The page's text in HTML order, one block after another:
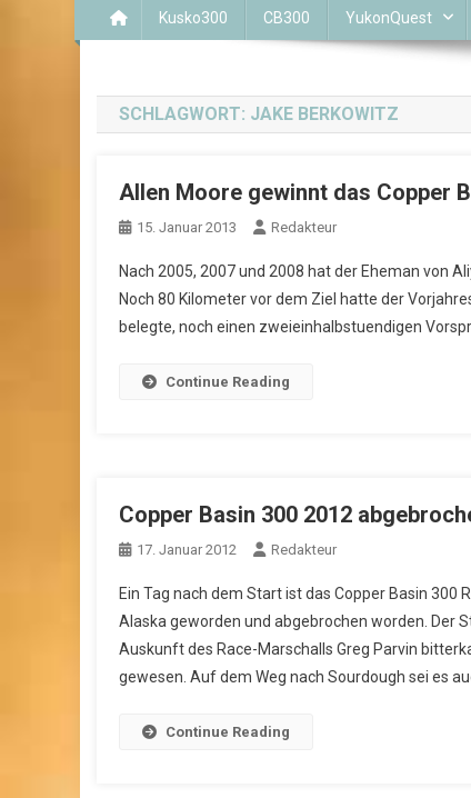
Kusko300 CB300 YukonQuest
SCHLAGWORT: JAKE BERKOWITZ
Allen Moore gewinnt das Copper
15. Januar 2013 Redakteur
Nach 2005, 2007 und 2008 hat der Eheman von
Noch 80 Kilometer vor dem Ziel hatte der
belegte, noch einen zweieinhalbstuendigen
Continue Reading
Copper Basin 300 2012
17. Januar 2012 Redakteur
Ein Tag nach dem Start ist das Copper Basin
Alaska geworden und abgebrochen worden. Der
Auskunft des Race-Marschalls Greg Parvin
gewesen. Auf dem Weg nach Sourdough sei es
Continue Reading